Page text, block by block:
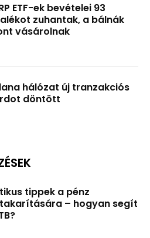
ETF-ek bevételei 93
zuhantak, a bálnák
vásárolnak
hálózat új tranzakciós
döntött
tippek a pénz
– hogyan segít